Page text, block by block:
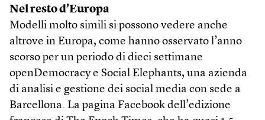
Nel resto d’Europa
Modelli molto simili si possono vedere anche
altrove in Europa, come hanno osservato l’anno
scorso per un periodo di dieci settimane
openDemocracy e Social Elephants, una azienda
di analisi e gestione dei social media con sede a
Barcellona. La pagina Facebook dell’edizione